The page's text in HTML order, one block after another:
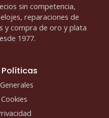
sin competencia,
reparaciones de
y compra de oro y plata
1977.